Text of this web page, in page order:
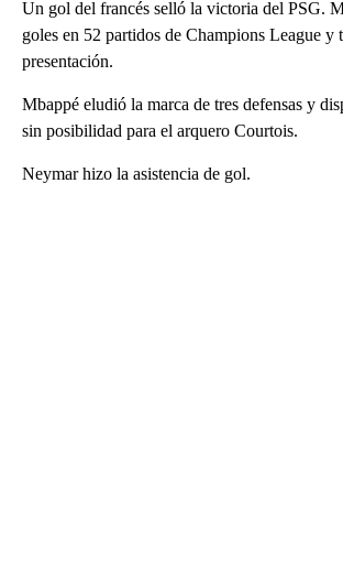
Un gol del francés selló la victoria del PSG.
goles en 52 partidos de Champions League y
presentación.
Mbappé eludió la marca de tres defensas y
sin posibilidad para el arquero Courtois.
Neymar hizo la asistencia de gol.